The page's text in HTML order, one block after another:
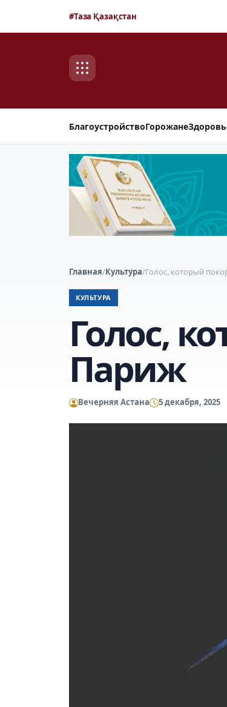
#Таза Қазақстан
БлагоустройствоГорожане
Главная/Культура/Голос, который
КУЛЬТУРА
Голос,
Париж
Вечерняя Астана 5 декабря, 2025